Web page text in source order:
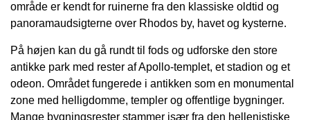
område er kendt for ruinerne fra den klassiske oldtid og
panoramaudsigterne over Rhodos by, havet og kysterne.
På højen kan du gå rundt til fods og udforske den store
antikke park med rester af Apollo-templet, et stadion og et
odeon. Området fungerede i antikken som en monumental
zone med helligdomme, templer og offentlige bygninger.
Mange bygningsrester stammer især fra den hellenistiske